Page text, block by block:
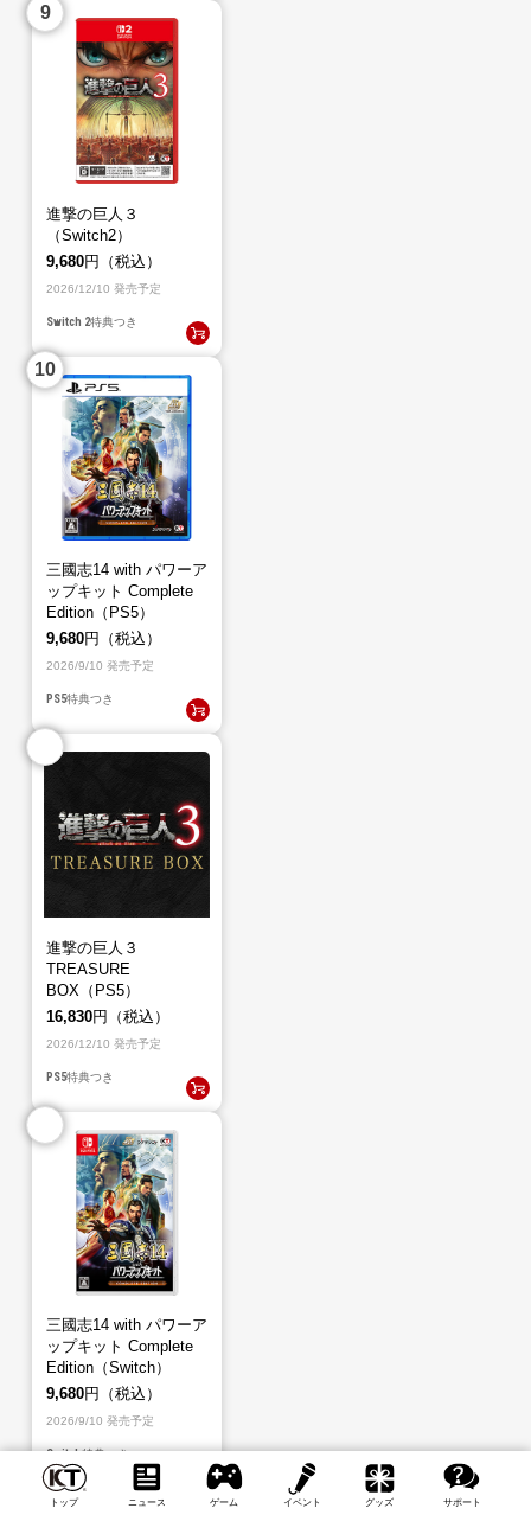
トップ ニュース ゲーム イベント グッズ サポート
進撃の巨人３
（Switch2）
9,680円（税込）
2026/12/10 発売予定
Switch 2特典つき
三國志14 with パワーア
ップキット Complete
Edition（PS5）
9,680円（税込）
2026/9/10 発売予定
PS5特典つき
進撃の巨人３
TREASURE
BOX（PS5）
16,830円（税込）
2026/12/10 発売予定
PS5特典つき
三國志14 with パワーア
ップキット Complete
Edition（Switch）
9,680円（税込）
2026/9/10 発売予定
Switch特典つき